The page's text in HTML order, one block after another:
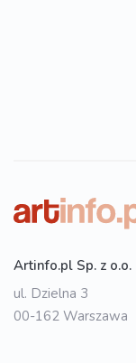
Artinfo.pl Sp. z o.o.
ul. Dzielna 3
00-162 Warszawa